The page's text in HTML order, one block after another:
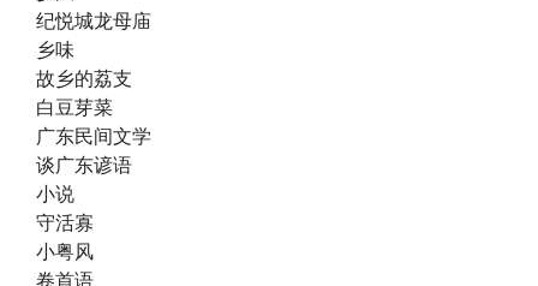
纪悦城龙母庙
乡味
故乡的荔支
白豆芽菜
广东民间文学
谈广东谚语
小说
守活寡
小粤风
卷首语